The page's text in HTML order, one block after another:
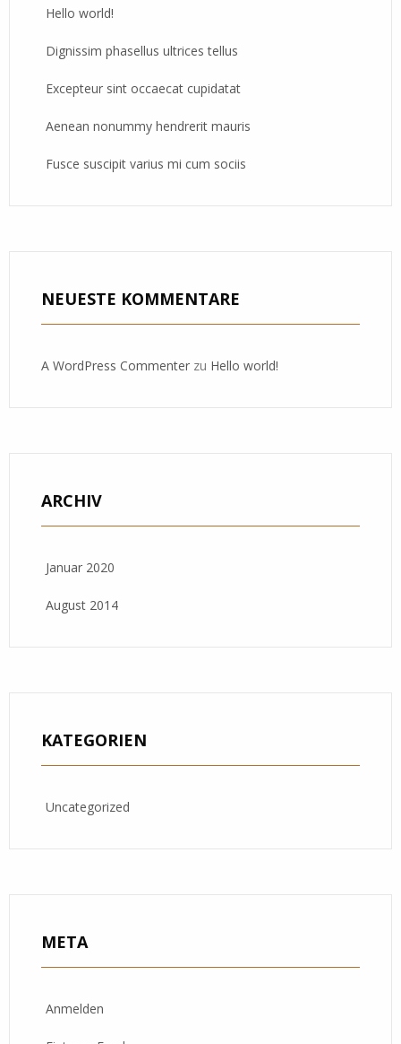
Hello world!
Dignissim phasellus ultrices tellus
Excepteur sint occaecat cupidatat
Aenean nonummy hendrerit mauris
Fusce suscipit varius mi cum sociis
NEUESTE KOMMENTARE
A WordPress Commenter zu Hello world!
ARCHIV
Januar 2020
August 2014
KATEGORIEN
Uncategorized
META
Anmelden